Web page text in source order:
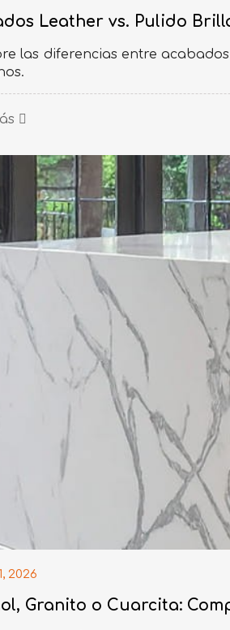
Leather vs. Pulido
las diferencias entre
2026
Granito o Cuarcita: